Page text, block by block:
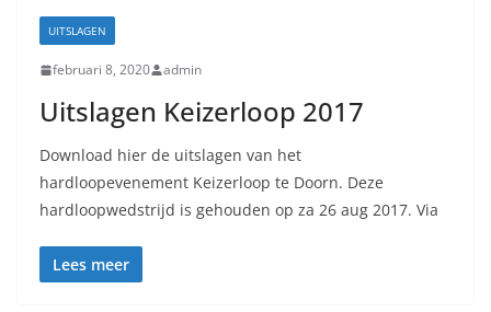
UITSLAGEN
februari 8, 2020 admin
Uitslagen Keizerloop 2017
Download hier de uitslagen van het
hardloopevenement Keizerloop te Doorn. Deze
hardloopwedstrijd is gehouden op za 26 aug 2017. Via
Lees meer